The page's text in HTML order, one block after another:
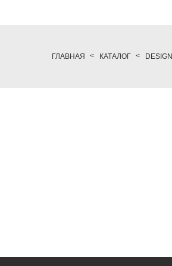
ГЛАВНАЯ КАТАЛОГ DESIGN